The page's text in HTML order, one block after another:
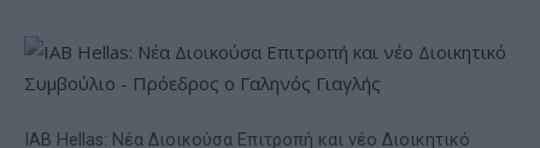
IAB Hellas: Νέα Διοικούσα Επιτροπή και νέο Διοικητικό